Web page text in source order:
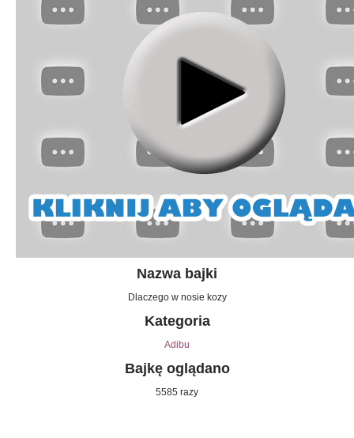
Nazwa bajki
Dlaczego w nosie kozy
Kategoria
Adibu
Bajkę oglądano
5585 razy